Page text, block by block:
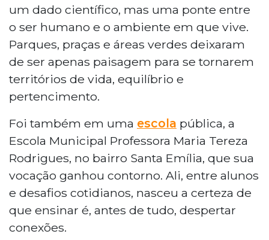
um dado científico, mas uma ponte entre
o ser humano e o ambiente em que vive.
Parques, praças e áreas verdes deixaram
de ser apenas paisagem para se tornarem
territórios de vida, equilíbrio e
pertencimento.
Foi também em uma escola pública, a
Escola Municipal Professora Maria Tereza
Rodrigues, no bairro Santa Emília, que sua
vocação ganhou contorno. Ali, entre alunos
e desafios cotidianos, nasceu a certeza de
que ensinar é, antes de tudo, despertar
conexões.